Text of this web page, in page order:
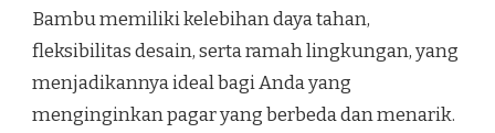
Bambu memiliki kelebihan daya tahan,
fleksibilitas desain, serta ramah lingkungan, yang
menjadikannya ideal bagi Anda yang
menginginkan pagar yang berbeda dan menarik.